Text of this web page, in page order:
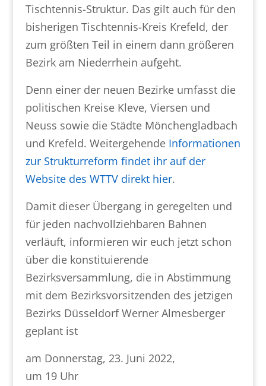
Tischtennis-Struktur. Das gilt auch für den
bisherigen Tischtennis-Kreis Krefeld, der
zum größten Teil in einem dann größeren
Bezirk am Niederrhein aufgeht.
Denn einer der neuen Bezirke umfasst die
politischen Kreise Kleve, Viersen und
Neuss sowie die Städte Mönchengladbach
und Krefeld. Weitergehende Informationen
zur Strukturreform findet ihr auf der
Website des WTTV direkt hier.
Damit dieser Übergang in geregelten und
für jeden nachvollziehbaren Bahnen
verläuft, informieren wir euch jetzt schon
über die konstituierende
Bezirksversammlung, die in Abstimmung
mit dem Bezirksvorsitzenden des jetzigen
Bezirks Düsseldorf Werner Almesberger
geplant ist
am Donnerstag, 23. Juni 2022,
um 19 Uhr